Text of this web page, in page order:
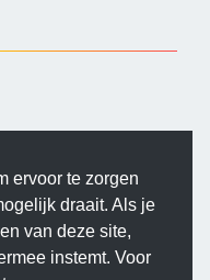
ervoor te zorgen
draait. Als je
van deze site,
instemt. Voor